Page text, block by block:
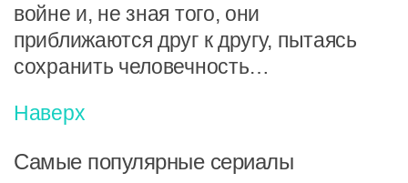
войне и, не зная того, они
приближаются друг к другу, пытаясь
сохранить человечность…
Наверх
Самые популярные сериалы